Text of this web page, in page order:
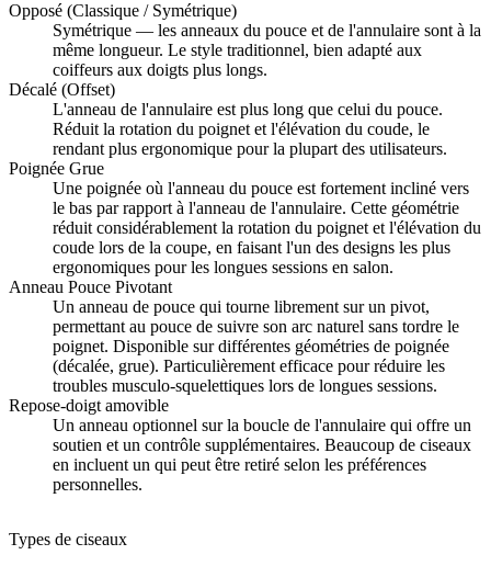
Opposé (Classique / Symétrique)
Symétrique — les anneaux du pouce et de l'annulaire sont à la
même longueur. Le style traditionnel, bien adapté aux
coiffeurs aux doigts plus longs.
Décalé (Offset)
L'anneau de l'annulaire est plus long que celui du pouce.
Réduit la rotation du poignet et l'élévation du coude, le
rendant plus ergonomique pour la plupart des utilisateurs.
Poignée Grue
Une poignée où l'anneau du pouce est fortement incliné vers
le bas par rapport à l'anneau de l'annulaire. Cette géométrie
réduit considérablement la rotation du poignet et l'élévation du
coude lors de la coupe, en faisant l'un des designs les plus
ergonomiques pour les longues sessions en salon.
Anneau Pouce Pivotant
Un anneau de pouce qui tourne librement sur un pivot,
permettant au pouce de suivre son arc naturel sans tordre le
poignet. Disponible sur différentes géométries de poignée
(décalée, grue). Particulièrement efficace pour réduire les
troubles musculo-squelettiques lors de longues sessions.
Repose-doigt amovible
Un anneau optionnel sur la boucle de l'annulaire qui offre un
soutien et un contrôle supplémentaires. Beaucoup de ciseaux
en incluent un qui peut être retiré selon les préférences
personnelles.
Types de ciseaux